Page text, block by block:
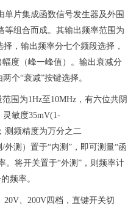
单片集成函数信号发生器及外围
等组合而成。其输出频率范围为
，输出频率分七个频段选择，
度（峰一峰值）。输出衰减分
个“衰减”按键选择。
围为1Hz至10MHz，有六位共阴
敏度35mV(1-
测频精度为万分之二
外测）置于“内测”，即可测量“函
。将开关置于“外测”，则频率计
频率。
、200V四档，直键开关切